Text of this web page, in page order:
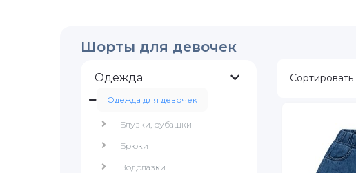
Шорты для девочек
Одежда
Одежда для девочек
Блузки, рубашки
Брюки
Водолазки
Сортировать